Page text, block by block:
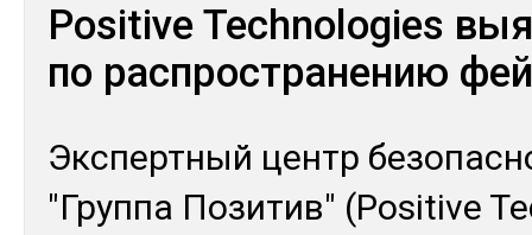
Positive Technologies
по распространению
Эк­спертный центр
"Груп­па По­зитив" (Positive